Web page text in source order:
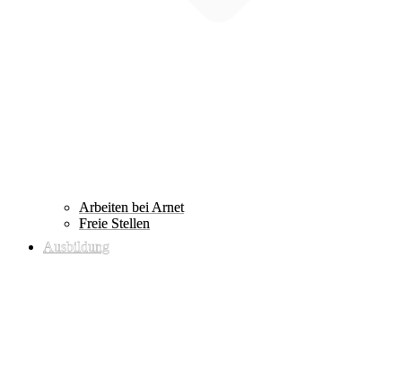
Arbeiten bei Arnet
Freie Stellen
Ausbildung